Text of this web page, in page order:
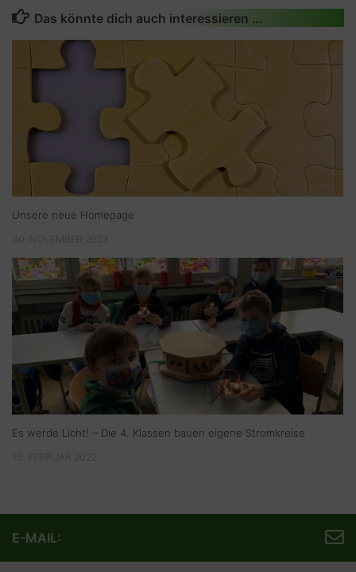
Das könnte dich auch interessieren …
Unsere neue Homepage
Es werde Licht! – Die 4. Klassen bauen eigene Stromkreise
E-MAIL: